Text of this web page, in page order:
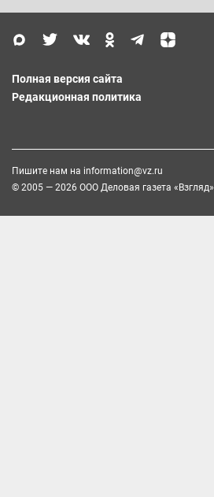
Полная версия сайта
Редакционная политика
Пишите нам на information@vz.ru
© 2005 — 2026 ООО Деловая газета «Взгляд»